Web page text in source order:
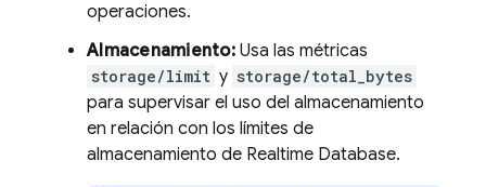
operaciones.
Almacenamiento:Usa las métricas
storage/limit y storage/total_bytes
para supervisar el uso del almacenamiento
en relación con los límites de
almacenamiento de Realtime Database.